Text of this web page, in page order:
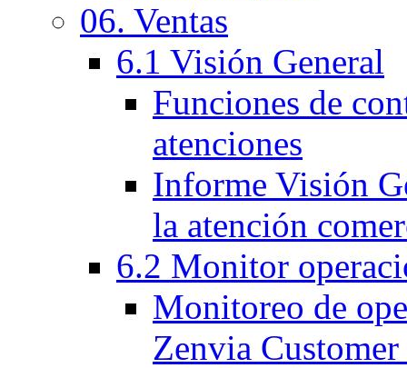
06. Ventas
6.1 Visión General
Funciones de
atenciones
Informe Visión
la atención
6.2 Monitor
Monitoreo de
Zenvia